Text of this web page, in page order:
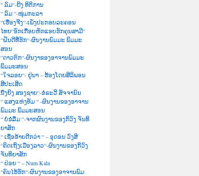
“ ລົມ“-ຍີງ ທິຕິການ
“ ລົມ “-ໜຸ່ມກະລາ
“ເຮື່ອງຈີງ“-ເພັງປະກອບລະຄອນ
ໄທຍ“ອົກເກືອບຫັກແອບຮັກຄຸນສາມີ“
“ຝັນດີທີ່ຮັກ“-ຜົນງານພົມມະ ພິມມະ
ສອນ
“ດາວຕົກ“-ຜົນງາຂອງອາຈານພົມມະ
ພິມມະສອນ
“ໃຈລອຍ“- ຢູ່ນາ – ຮ້ອງໂດຍສີລິພອນ
ສີປະເສີດ
ນື່ງຍິງ ສອງຊາຍ“-ອໍຣະວີ ສັຈຈານົນ
“ ແສງແຫ່ງທັມ “ -ຜົນງານຂອງອາຈານ
ພົມມະ ພິມມະສອນ
“ ບໍ່ຂໍລືມ “-ຈາກຜົນງານຂອງກິວົງ ຈັນທິ
ຍາສັກ
“ ເຊື່ອອ້າຍດີກວ່າ “ – ອຸດອນ ວົງສີ
“ຄິດເຖິງເມືອງລາວ“-ຜົນງານຂອງກິວົງ
ຈັນທິຍາສັກ
“ ປ່ອຍ “ – Num Kala
“ຄົນໄຮ້ຮັກ“-ຜົນງານຂອງອາຈານພົມ